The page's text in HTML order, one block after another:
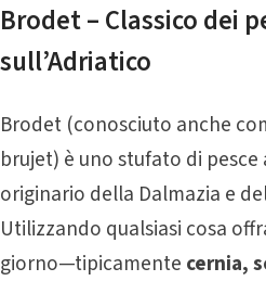
Brodet – Classico dei
sull’Adriatico
Brodet (conosciuto anche
brujet) è uno stufato di
originario della Dalmazia e
Utilizzando qualsiasi cosa
giorno—tipicamente cernia,